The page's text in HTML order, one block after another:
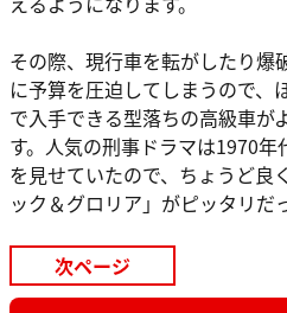
その際、現行車を転がしたり爆
に予算を圧迫してしまうので、
で入手できる型落ちの高級車が
す。人気の刑事ドラマは1970
を見せていたので、ちょうど良
ック＆グロリア」がピッタリだ
次ページ